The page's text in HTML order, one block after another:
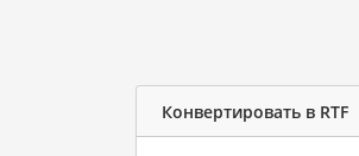
Конвертировать в RTF